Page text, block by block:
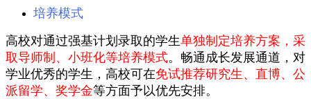
培养模式
高校对通过强基计划录取的学生单独制定培养方案，采
取导师制、小班化等培养模式。畅通成长发展通道，对
学业优秀的学生，高校可在免试推荐研究生、直博、公
派留学、奖学金等方面予以优先安排。